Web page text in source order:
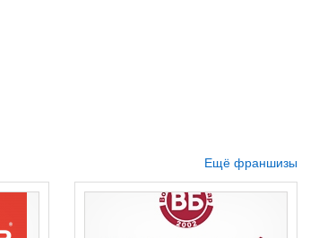
Ещё франшизы